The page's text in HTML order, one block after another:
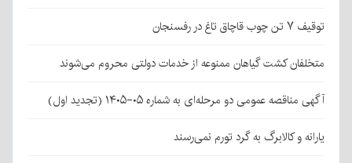
توقیف ۷ تن چوب قاچاق تاغ در رفسنجان
متخلفان کشت گیاهان ممنوعه از خدمات دولتی محروم می‌شوند
آگهی مناقصه عمومی دو مرحله‌ای به شماره ۰۵-۱۴۰۵ (تجدید اول)
یارانه و کالابرگ به گرد تورم نمی‌رسند